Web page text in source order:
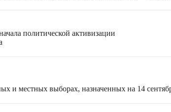
политической активизации
и местных выборах, назначенных на 14